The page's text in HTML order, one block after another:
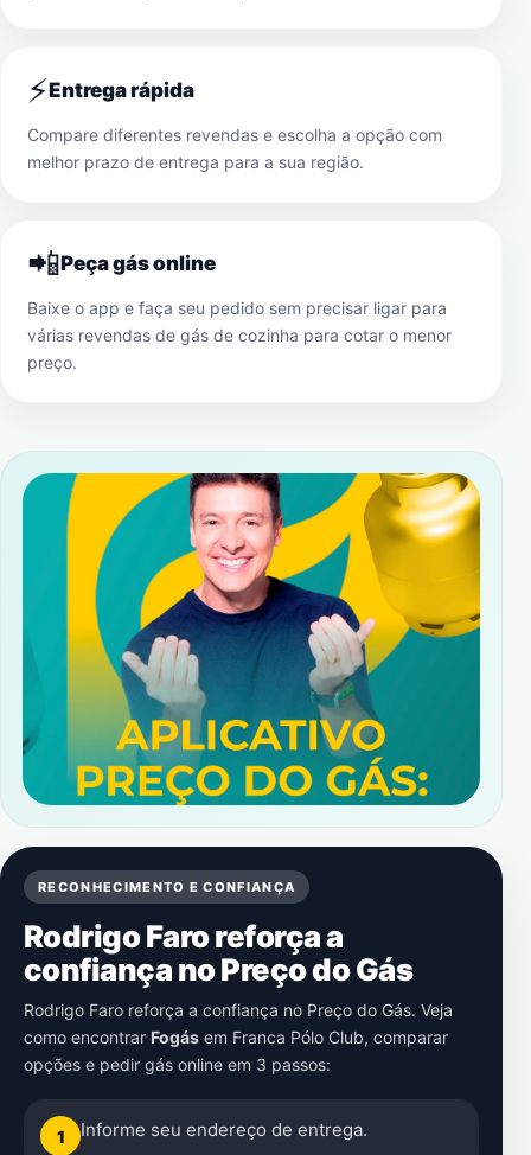
⚡Entrega rápida
Compare diferentes revendas e escolha a opção com
melhor prazo de entrega para a sua região.
📲Peça gás online
Baixe o app e faça seu pedido sem precisar ligar para
várias revendas de gás de cozinha para cotar o menor
preço.
RECONHECIMENTO E CONFIANÇA
Rodrigo Faro reforça a
confiança no Preço do Gás
Rodrigo Faro reforça a confiança no Preço do Gás. Veja
como encontrar Fogás em Franca Pólo Club, comparar
opções e pedir gás online em 3 passos:
1 Informe seu endereço de entrega.